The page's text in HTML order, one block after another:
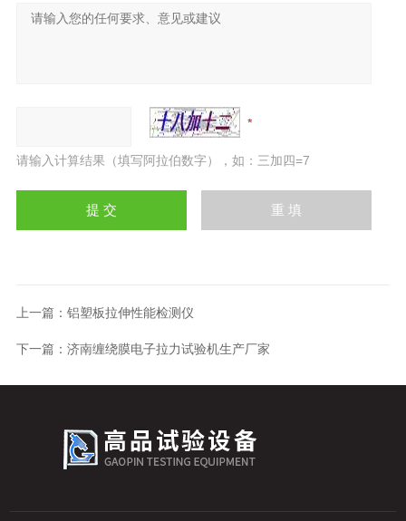
请输入计算结果（填写阿拉伯数字），如：三加四=7
上一篇： 铝塑板拉伸性能检测仪
下一篇： 济南缠绕膜电子拉力试验机生产厂家